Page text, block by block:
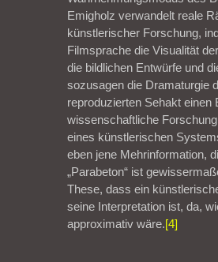
Emigholz verwandelt reale
künstlerischer Forschung,
Filmsprache die Visualität
die bildlichen Entwürfe und
sozusagen die Dramaturgie
reproduzierten Sehakt einen
wissenschaftliche
eines künstlerischen
eben jene Mehrinformation,
„Parabeton“ ist
These, dass ein
seine Interpretation ist, da,
approximativ wäre.[4]